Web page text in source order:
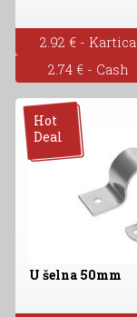
2.92 € - Kartica
2.74 € - Cash
Hot
Deal
U šelna 50mm